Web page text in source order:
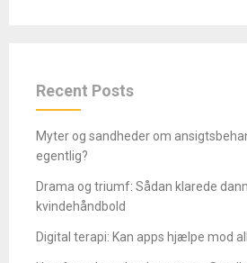
Recent Posts
Myter og sandheder om
egentlig?
Drama og triumf: Sådan klarede
kvindehåndbold
Digital terapi: Kan apps hjælpe mod